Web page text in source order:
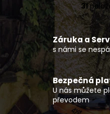
31
Záruka a
s námi se
Bezpečná
U nás můžete
převodem